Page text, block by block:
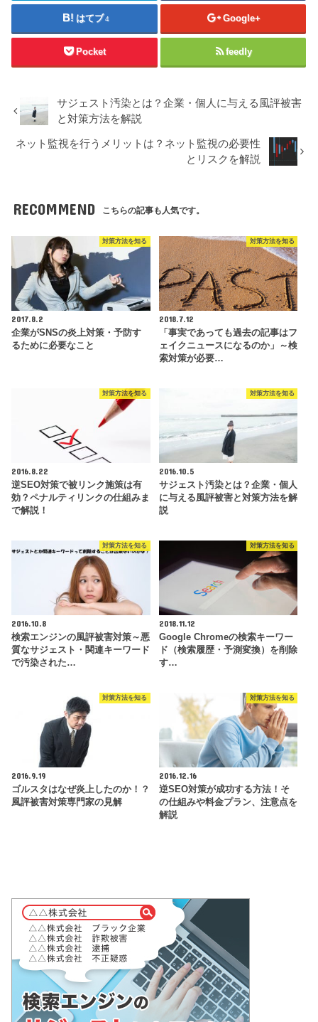
はてブ 4 Google+
Pocket feedly
サジェスト汚染とは？企業・個人に与える風評被害
と対策方法を解説
ネット監視を行うメリットは？ネット監視の必要性
とリスクを解説
RECOMMEND こちらの記事も人気です。
対策方法を知る
2017.8.2
企業がSNSの炎上対策・予防す
るために必要なこと
対策方法を知る
2018.7.12
「事実であっても過去の記事はフ
ェイクニュースになるのか」～検
索対策が必要…
対策方法を知る
2016.8.22
逆SEO対策で被リンク施策は有
効？ペナルティリンクの仕組みま
で解説！
対策方法を知る
2016.10.5
サジェスト汚染とは？企業・個人
に与える風評被害と対策方法を解
説
対策方法を知る
2016.10.8
検索エンジンの風評被害対策～悪
質なサジェスト・関連キーワード
で汚染された…
対策方法を知る
2018.11.12
Google Chromeの検索キーワー
ド（検索履歴・予測変換）を削除
す…
対策方法を知る
2016.9.19
ゴルスタはなぜ炎上したのか！？
風評被害対策専門家の見解
対策方法を知る
2016.12.16
逆SEO対策が成功する方法！そ
の仕組みや料金プラン、注意点を
解説